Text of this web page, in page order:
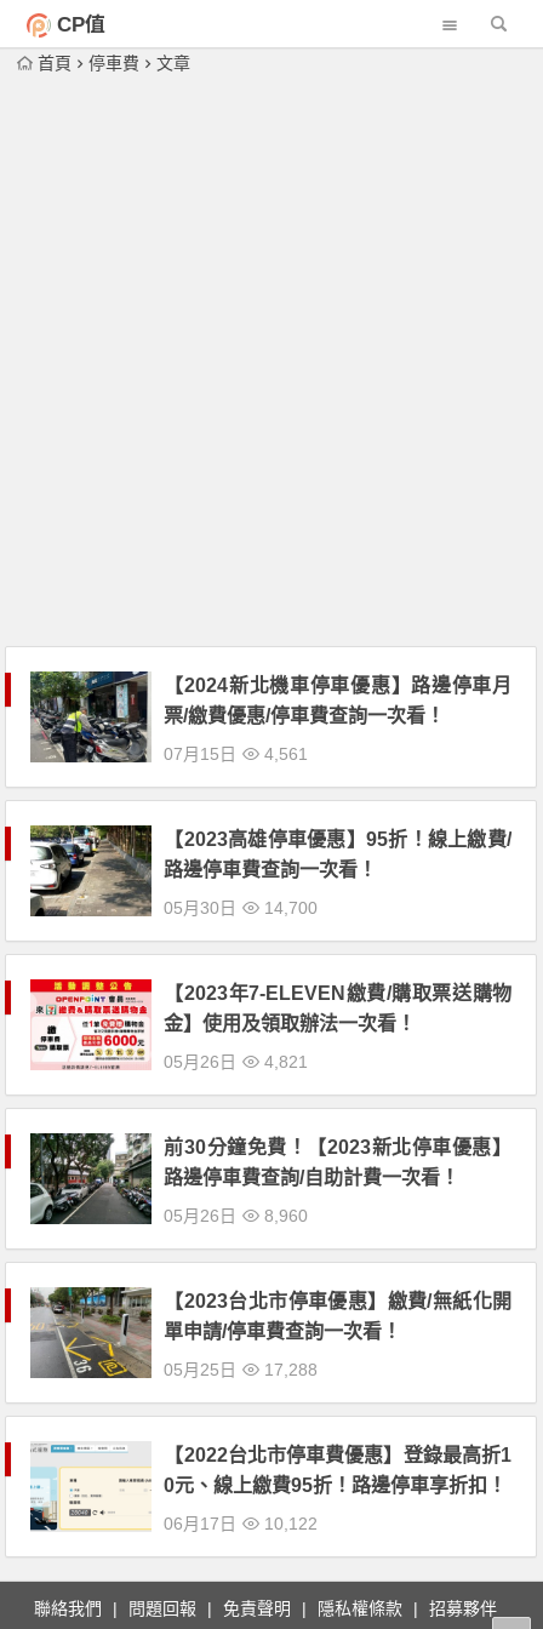
CP值
首頁 停車費 文章
【2024新北機車停車優惠】路邊停車月
票/繳費優惠/停車費查詢一次看！
07月15日 4,561
【2023高雄停車優惠】95折！線上繳費/
路邊停車費查詢一次看！
05月30日 14,700
【2023年7-ELEVEN繳費/購取票送購物
金】使用及領取辦法一次看！
05月26日 4,821
前30分鐘免費！【2023新北停車優惠】
路邊停車費查詢/自助計費一次看！
05月26日 8,960
【2023台北市停車優惠】繳費/無紙化開
單申請/停車費查詢一次看！
05月25日 17,288
【2022台北市停車費優惠】登錄最高折1
0元、線上繳費95折！路邊停車享折扣！
06月17日 10,122
聯絡我們 問題回報 免責聲明 隱私權條款 招募夥伴